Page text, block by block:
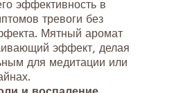
эффективность в
тревоги без
Мятный аромат
эффект, делая
для медитации или